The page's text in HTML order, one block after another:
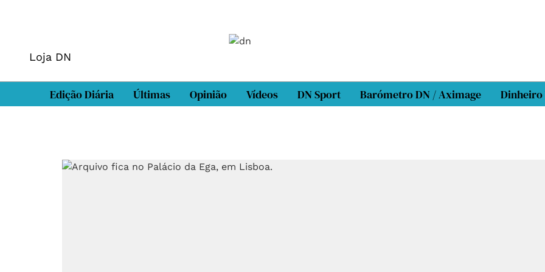
Loja DN
Edição Diária Últimas Opinião Vídeos DN Sport Barómetro DN / Aximage Dinheiro